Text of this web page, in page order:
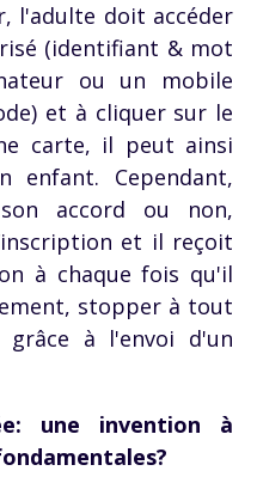
l'adulte doit accéder
(identifiant & mot
ou un mobile
et à cliquer sur le
carte, il peut ainsi
Cependant,
accord ou non,
et il reçoit
à chaque fois qu'il
stopper à tout
grâce à l'envoi d'un
une invention à